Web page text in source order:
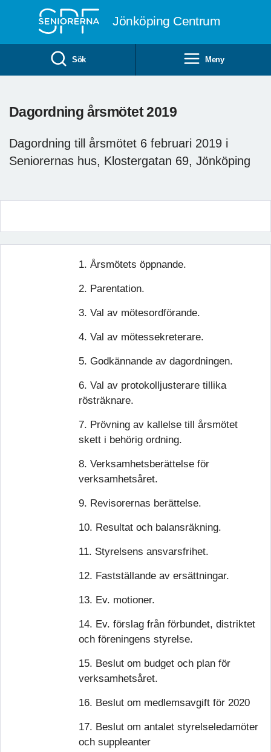
Jönköping Centrum
Sök Meny
Dagordning årsmötet 2019
Dagordning till årsmötet 6 februari 2019 i
Seniorernas hus, Klostergatan 69, Jönköping
1. Årsmötets öppnande.
2. Parentation.
3. Val av mötesordförande.
4. Val av mötessekreterare.
5. Godkännande av dagordningen.
6. Val av protokolljusterare tillika
rösträknare.
7. Prövning av kallelse till årsmötet
skett i behörig ordning.
8. Verksamhetsberättelse för
verksamhetsåret.
9. Revisorernas berättelse.
10. Resultat och balansräkning.
11. Styrelsens ansvarsfrihet.
12. Fastställande av ersättningar.
13. Ev. motioner.
14. Ev. förslag från förbundet, distriktet
och föreningens styrelse.
15. Beslut om budget och plan för
verksamhetsåret.
16. Beslut om medlemsavgift för 2020
17. Beslut om antalet styrelseledamöter
och suppleanter